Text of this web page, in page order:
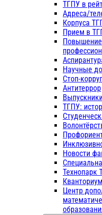
ТГПУ в
Адреса/
Корпуса
Прием в
Научные
Стоп-
Антитеррор
ТГПУ:
Новости
Технопарк
Центр